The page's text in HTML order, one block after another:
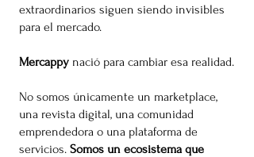
extraordinarios siguen siendo invisibles
para el mercado.
Mercappy nació para cambiar esa realidad.
No somos únicamente un marketplace,
una revista digital, una comunidad
emprendedora o una plataforma de
servicios. Somos un ecosistema que